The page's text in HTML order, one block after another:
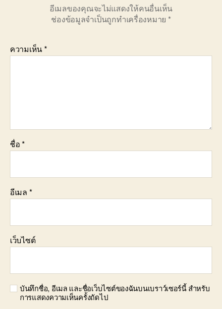
อีเมลของคุณจะไม่แสดงให้คนอื่นเห็น
ช่องข้อมูลจำเป็นถูกทำเครื่องหมาย *
ความเห็น*
ชื่อ*
อีเมล *
เว็บไซต์
บันทึกชื่อ, อีเมล และชื่อเว็บไซต์ของฉันบนเบราว์เซอร์นี้ สำหรับ
การแสดงความเห็นครั้งถัดไป